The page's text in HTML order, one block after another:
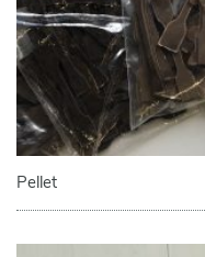
Pellet